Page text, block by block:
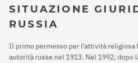
SITUAZIONE
RUSSIA
Il primo permesso per l'attività religiosa
autorità russe nel 1913. Nel 1992, dopo